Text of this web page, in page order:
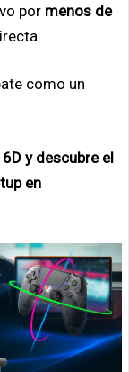
por menos de
como un
y descubre el
en